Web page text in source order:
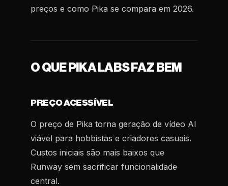
preços e como Pika se compara em 2026.
O QUE PIKA LABS FAZ BEM
PREÇO ACESSÍVEL
O preço de Pika torna geração de vídeo AI
viável para hobbistas e criadores casuais.
Custos iniciais são mais baixos que
Runway sem sacrificar funcionalidade
central.